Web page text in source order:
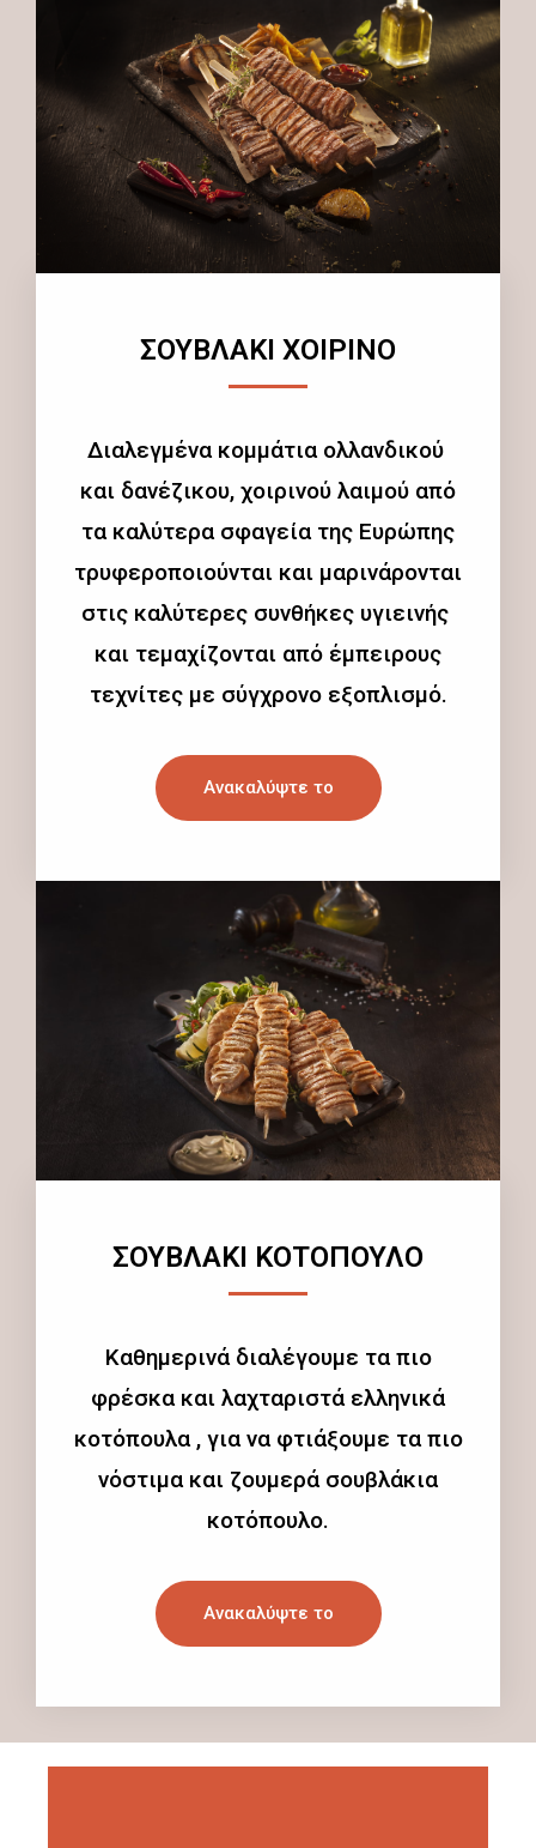
ΣΟΥΒΛΑΚΙ ΧΟΙΡΙΝΟ
Διαλεγμένα κομμάτια ολλανδικού
και δανέζικου, χοιρινού λαιμού από
τα καλύτερα σφαγεία της Ευρώπης
τρυφεροποιούνται και μαρινάρονται
στις καλύτερες συνθήκες υγιεινής
και τεμαχίζονται από έμπειρους
τεχνίτες με σύγχρονο εξοπλισμό.
Ανακαλύψτε το
ΣΟΥΒΛΑΚΙ ΚΟΤΟΠΟΥΛΟ
Καθημερινά διαλέγουμε τα πιο
φρέσκα και λαχταριστά ελληνικά
κοτόπουλα , για να φτιάξουμε τα πιο
νόστιμα και ζουμερά σουβλάκια
κοτόπουλο.
Ανακαλύψτε το